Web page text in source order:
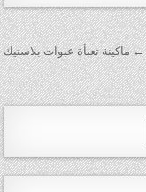
← ماكينة تعبأة عبوات بلاستيك